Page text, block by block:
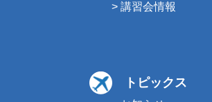
> 講習会情報
トピックス